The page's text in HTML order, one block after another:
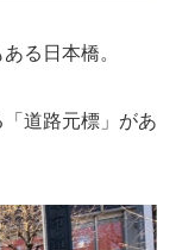
る日本橋。
道路元標」があ